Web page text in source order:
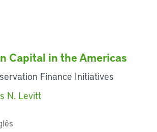
Capital in the Americas
Finance Initiatives
N. Levitt